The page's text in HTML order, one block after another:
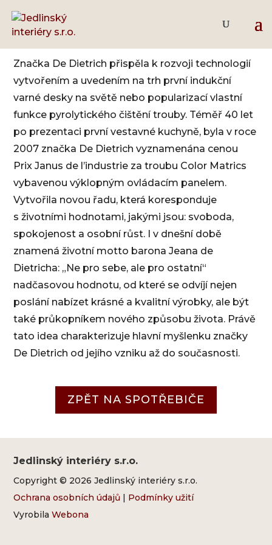
Značka De Dietrich přispěla k rozvoji technologií
vytvořením a uvedením na trh první indukční
varné desky na světě nebo popularizací vlastní
funkce pyrolytického čištění trouby. Téměř 40 let
po prezentaci první vestavné kuchyně, byla v roce
2007 značka De Dietrich vyznamenána cenou
Prix Janus de l’industrie za troubu Color Matrics
vybavenou výklopným ovládacím panelem.
Vytvořila novou řadu, která koresponduje
s životními hodnotami, jakými jsou: svoboda,
spokojenost a osobní růst. I v dnešní době
znamená životní motto barona Jeana de
Dietricha: „Ne pro sebe, ale pro ostatní“
nadčasovou hodnotu, od které se odvíjí nejen
poslání nabízet krásné a kvalitní výrobky, ale být
také průkopníkem nového způsobu života. Právě
tato idea charakterizuje hlavní myšlenku značky
De Dietrich od jejího vzniku až do současnosti.
ZPĚT NA SPOTŘEBIČE
Jedlinský interiéry s.r.o.
Copyright © 2026 Jedlinský interiéry s.r.o.
Ochrana osobních údajů | Podmínky užití
VyrobilaWebona